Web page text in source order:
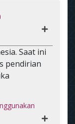
Saat ini
pendirian